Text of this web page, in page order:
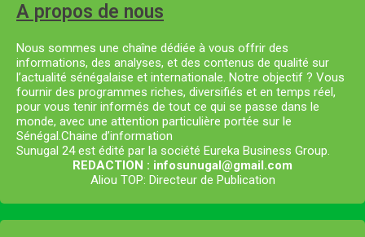
A propos de nous
Nous sommes une chaîne dédiée à vous offrir des
informations, des analyses, et des contenus de qualité sur
l’actualité sénégalaise et internationale. Notre objectif ? Vous
fournir des programmes riches, diversifiés et en temps réel,
pour vous tenir informés de tout ce qui se passe dans le
monde, avec une attention particulière portée sur le
Sénégal.Chaine d’information
Sunugal 24 est édité par la société Eureka Business Group.
REDACTION : infosunugal@gmail.com
Aliou TOP: Directeur de Publication